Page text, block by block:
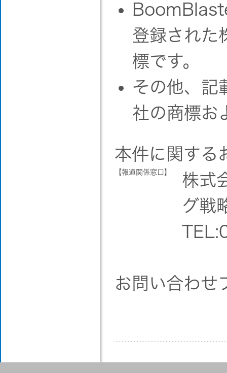
登録された
標です。
その他、記
社の商標お
本件に関する
【報道関係窓口】
株式
グ戦
お問い合わせ